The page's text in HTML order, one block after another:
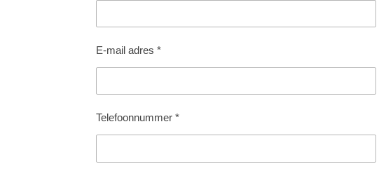
E-mail adres *
Telefoonnummer *